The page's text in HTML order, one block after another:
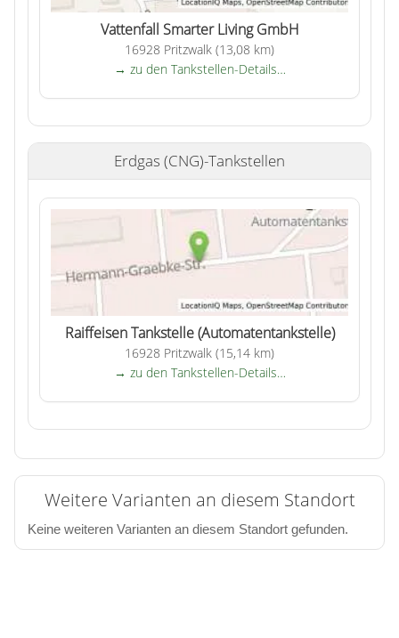
Vattenfall Smarter Living GmbH
16928 Pritzwalk (13,08 km)
→ zu den Tankstellen-Details…
Erdgas (CNG)-Tankstellen
Raiffeisen Tankstelle (Automatentankstelle)
16928 Pritzwalk (15,14 km)
→ zu den Tankstellen-Details…
Weitere Varianten an diesem Standort
Keine weiteren Varianten an diesem Standort gefunden.